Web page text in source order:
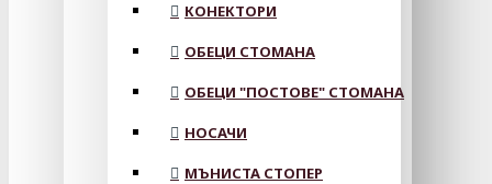
КОНЕКТОРИ
ОБЕЦИ СТОМАНА
ОБЕЦИ "ПОСТОВЕ" СТОМАНА
НОСАЧИ
МЪНИСТА СТОПЕР